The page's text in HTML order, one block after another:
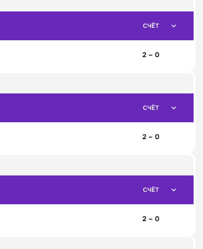
СЧЁТ
2 – 0
СЧЁТ
2 – 0
СЧЁТ
2 – 0